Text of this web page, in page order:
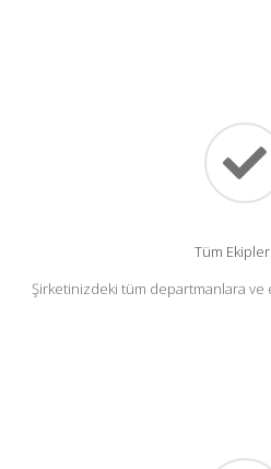
Tüm
Şirketinizdeki tüm departmanlara ve